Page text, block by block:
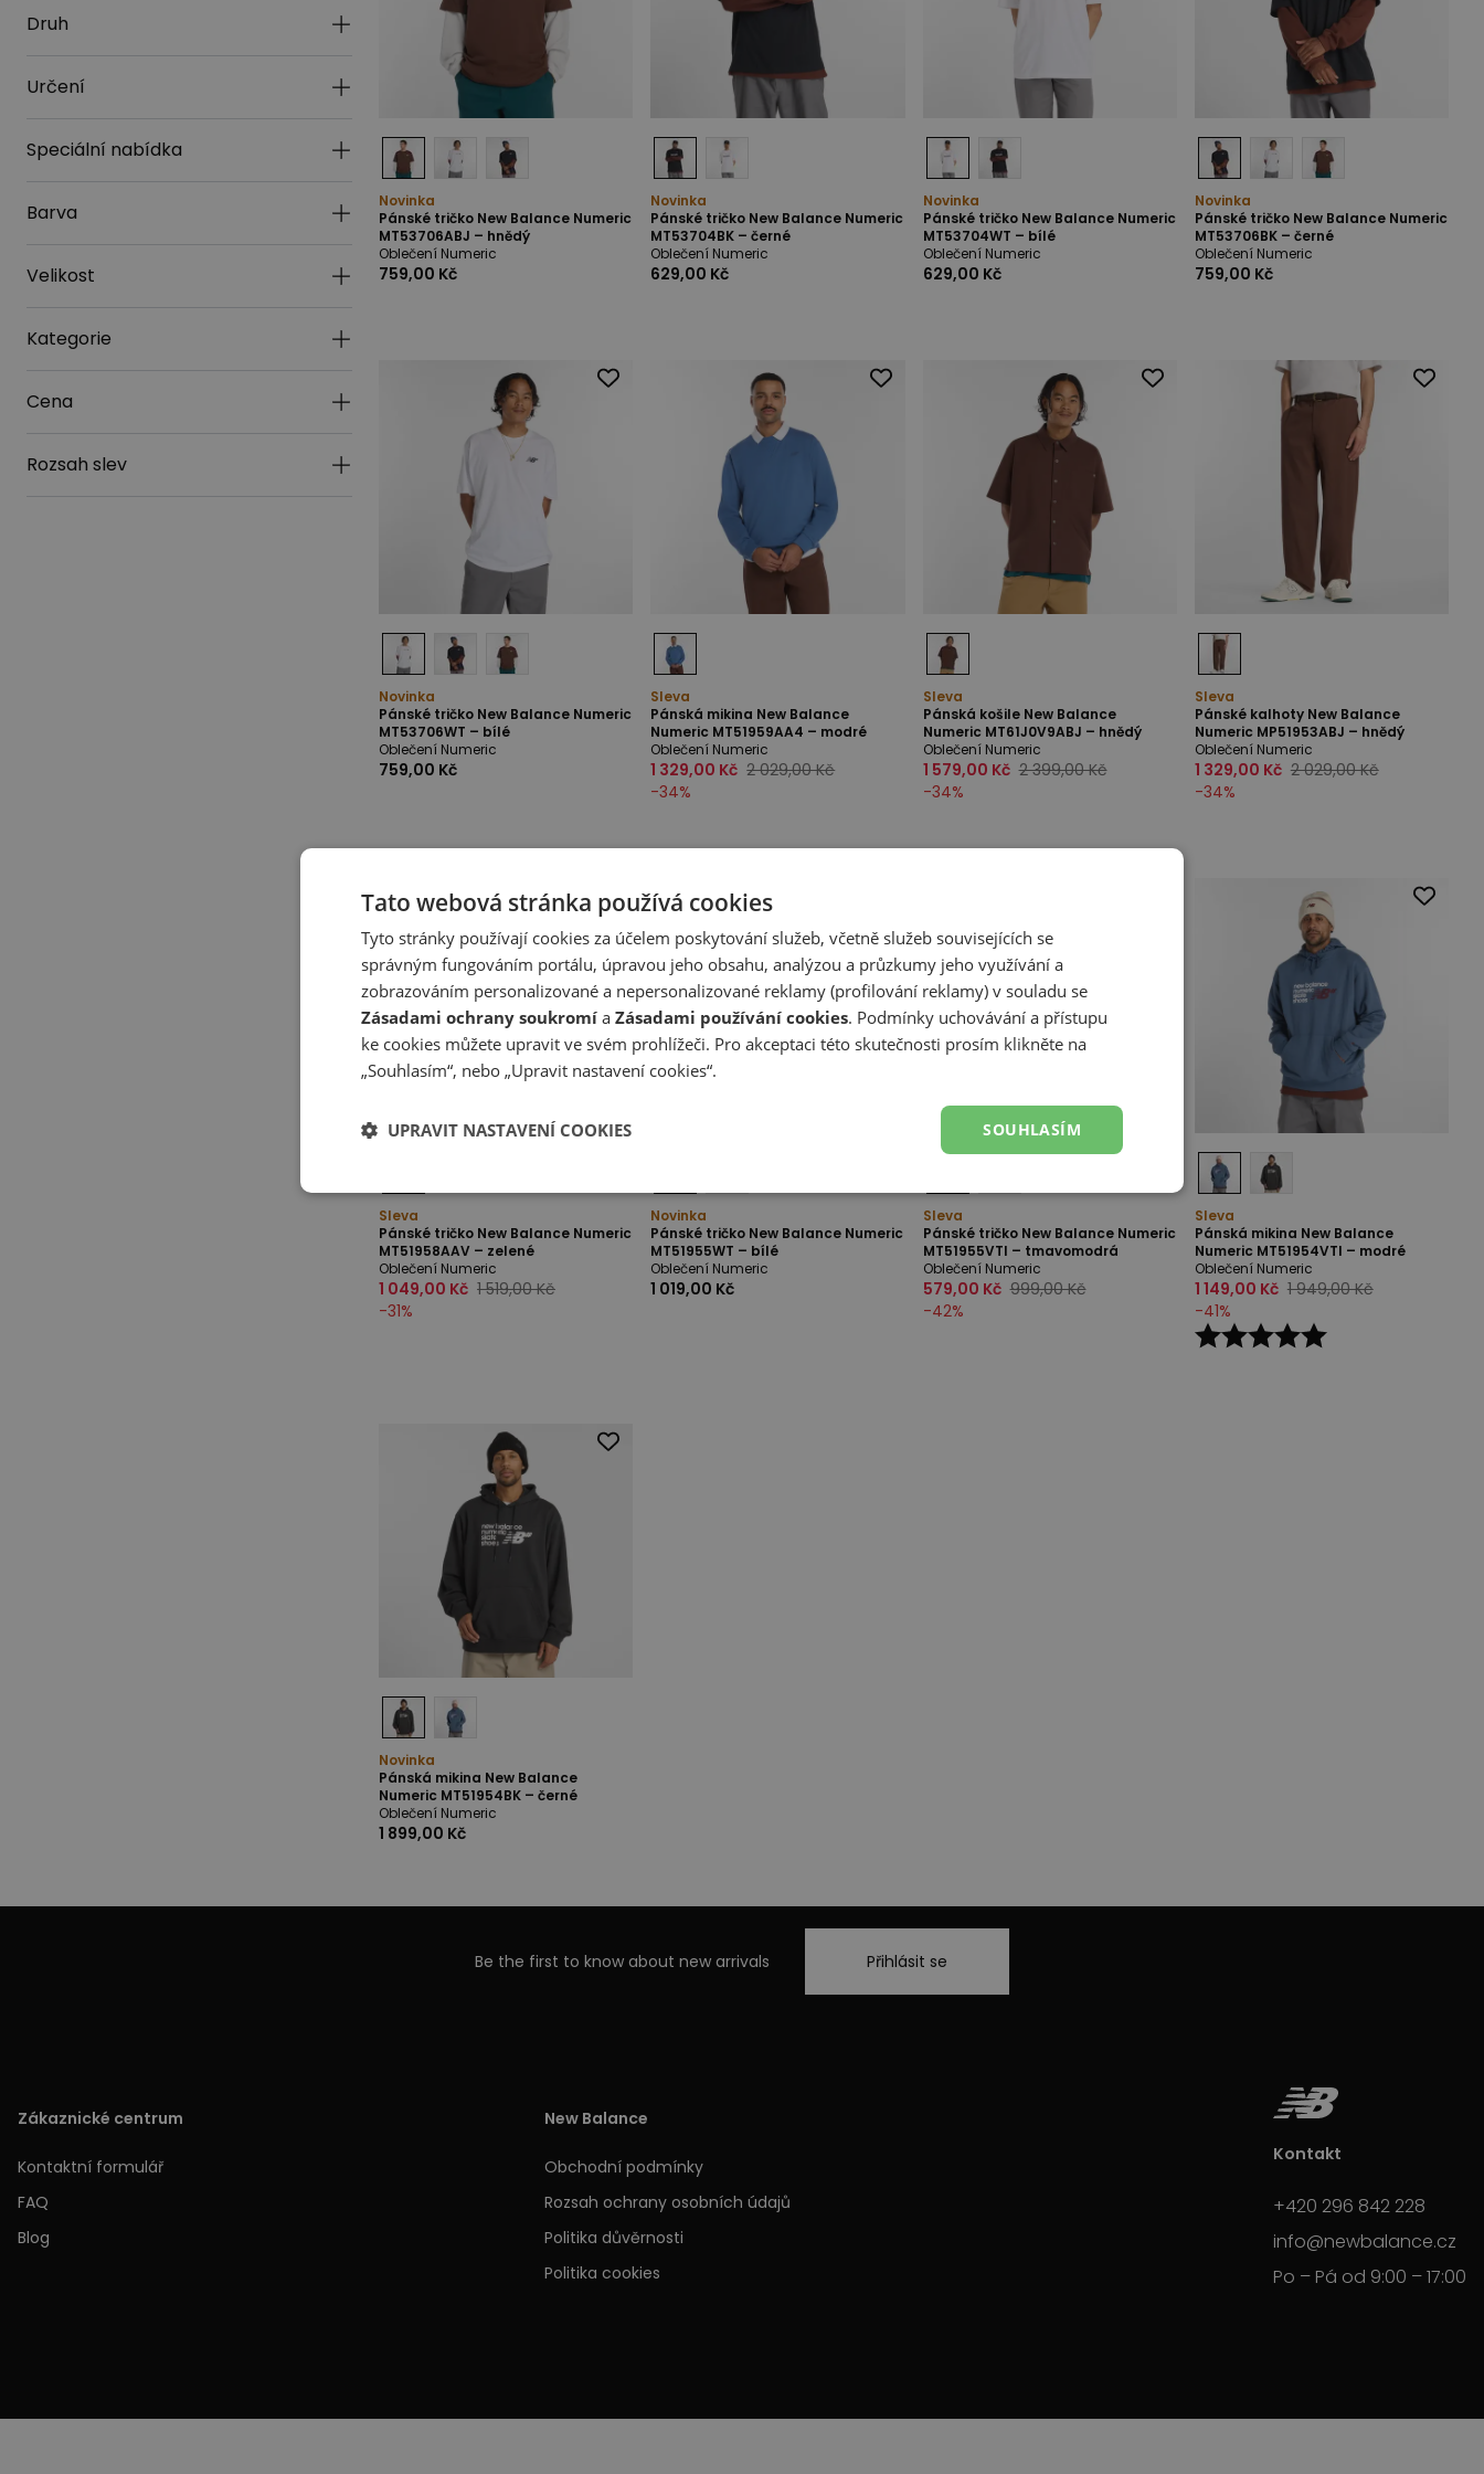
Druh
Určení
Speciální nabídka
Barva
Velikost
Kategorie
Cena
Rozsah slev
Novinka
Pánské tričko New Balance Numeric
MT53706ABJ – hnědý
Oblečení Numeric
759,00 Kč
Novinka
Pánské tričko New Balance Numeric
MT53704BK – černé
Oblečení Numeric
629,00 Kč
Novinka
Pánské tričko New Balance Numeric
MT53704WT – bílé
Oblečení Numeric
629,00 Kč
Novinka
Pánské tričko New Balance Numeric
MT53706BK – černé
Oblečení Numeric
759,00 Kč
Novinka
Pánské tričko New Balance Numeric
MT53706WT – bílé
Oblečení Numeric
759,00 Kč
Sleva
Pánská mikina New Balance
Numeric MT51959AA4 – modré
Oblečení Numeric
1 329,00 Kč 2 029,00 Kč
-34%
Sleva
Pánská košile New Balance
Numeric MT61J0V9ABJ – hnědý
Oblečení Numeric
1 579,00 Kč 2 399,00 Kč
-34%
Sleva
Pánské kalhoty New Balance
Numeric MP51953ABJ – hnědý
Oblečení Numeric
1 329,00 Kč 2 029,00 Kč
-34%
Sleva
Pánské tričko New Balance Numeric
MT51958AAV – zelené
Oblečení Numeric
1 049,00 Kč 1 519,00 Kč
-31%
Novinka
Pánské tričko New Balance Numeric
MT51955WT – bílé
Oblečení Numeric
1 019,00 Kč
Sleva
Pánské tričko New Balance Numeric
MT51955VTI – tmavomodrá
Oblečení Numeric
579,00 Kč 999,00 Kč
-42%
Sleva
Pánská mikina New Balance
Numeric MT51954VTI – modré
Oblečení Numeric
1 149,00 Kč 1 949,00 Kč
-41%
Novinka
Pánská mikina New Balance
Numeric MT51954BK – černé
Oblečení Numeric
1 899,00 Kč
Be the first to know about new arrivals Přihlásit se
Zákaznické centrum
Kontaktní formulář
FAQ
Blog
New Balance
Obchodní podmínky
Rozsah ochrany osobních údajů
Politika důvěrnosti
Politika cookies
Kontakt
+420 296 842 228
info@newbalance.cz
Po – Pá od 9:00 – 17:00
Tato webová stránka používá cookies
Tyto stránky používají cookies za účelem poskytování služeb, včetně služeb souvisejících se
správným fungováním portálu, úpravou jeho obsahu, analýzou a průzkumy jeho využívání a
zobrazováním personalizované a nepersonalizované reklamy (profilování reklamy) v souladu se
Zásadami ochrany soukromí a Zásadami používání cookies. Podmínky uchovávání a přístupu
ke cookies můžete upravit ve svém prohlížeči. Pro akceptaci této skutečnosti prosím klikněte na
„Souhlasím“, nebo „Upravit nastavení cookies“.
SOUHLASÍM
UPRAVIT NASTAVENÍ COOKIES